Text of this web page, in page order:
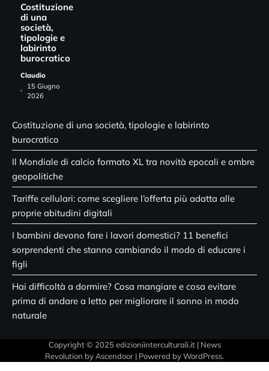
Costituzione
di una
società,
tipologie e
labirinto
burocratico
Claudio
15 Giugno
2026
Costituzione di una società, tipologie e labirinto
burocratico
Il Mondiale di calcio formato XL tra novità epocali e ombre
geopolitiche
Tariffe cellulari: come scegliere l’offerta più adatta alle
proprie abitudini digitali
I bambini devono fare i lavori domestici? 11 benefici
sorprendenti che stanno cambiando il modo di educare i
figli
Hai difficoltà a dormire? Cosa mangiare e cosa evitare
prima di andare a letto per migliorare il sonno in modo
naturale
Copyright © 2025 edizioniinterculturali.it | News
Revolution by Ascendoor | Powered byWordPress.